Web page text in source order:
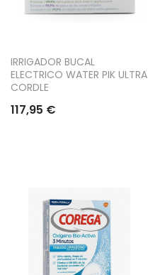
IRRIGADOR BUCAL
ELECTRICO WATER PIK ULTRA
CORDLE
117,95 €